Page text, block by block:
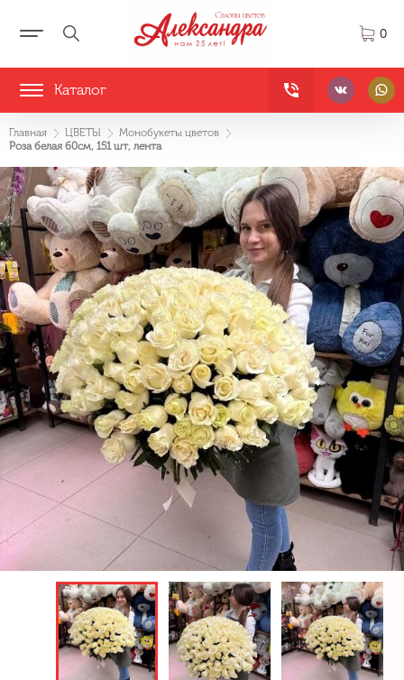
0
Каталог
Главная ЦВЕТЫ
Монобукеты цветов
Роза белая 60см, 151 шт, лента